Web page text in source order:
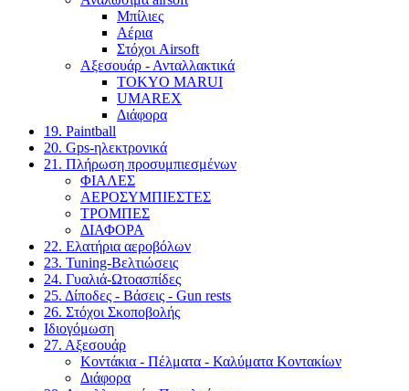
Μπίλιες
Αέρια
Στόχοι Airsoft
Αξεσουάρ - Ανταλλακτικά
TOKYO MARUI
UMAREX
Διάφορα
19. Paintball
20. Gps-ηλεκτρονικά
21. Πλήρωση προσυμπιεσμένων
ΦΙΑΛΕΣ
ΑΕΡΟΣΥΜΠΙΕΣΤΕΣ
ΤΡΟΜΠΕΣ
ΔΙΑΦΟΡΑ
22. Ελατήρια αεροβόλων
23. Tuning-Βελτιώσεις
24. Γυαλιά-Ωτοασπίδες
25. Δίποδες - Βάσεις - Gun rests
26. Στόχοι Σκοποβολής
Ιδιογόμωση
27. Αξεσουάρ
Κοντάκια - Πέλματα - Καλύματα Κοντακίων
Διάφορα